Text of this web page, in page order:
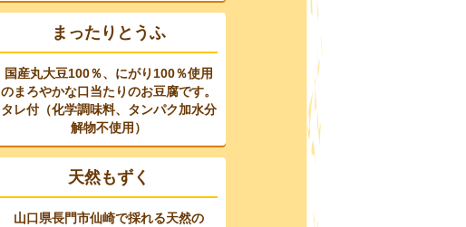
まったりとうふ
国産丸大豆100％、にがり100％使用
のまろやかな口当たりのお豆腐です。
タレ付（化学調味料、タンパク加水分
解物不使用）
天然もずく
山口県長門市仙崎で採れる天然の